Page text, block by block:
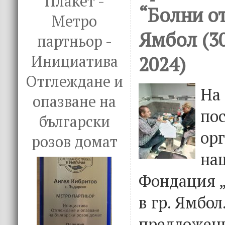
Метро
партньор -
Инициатива
Отглеждане и
опазване на
български
розов домат
“Болни
Ямбол
2024)
На
Фондация
в гр.